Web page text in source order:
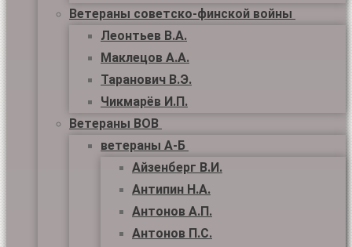
Ветераны советско-финской войны
Леонтьев В.А.
Маклецов А.А.
Таранович В.Э.
Чикмарёв И.П.
Ветераны ВОВ
ветераны А-Б
Айзенберг В.И.
Антипин Н.А.
Антонов А.П.
Антонов П.С.